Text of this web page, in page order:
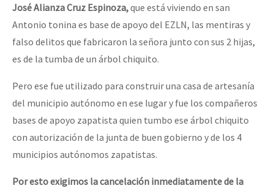
José Alianza Cruz Espinoza,que está viviendo en san
Antonio tonina es base de apoyo del EZLN, las mentiras y
falso delitos que fabricaron la señora junto con sus 2 hijas,
es de la tumba de un árbol chiquito.
Pero ese fue utilizado para construir una casa de artesanía
del municipio autónomo en ese lugar y fue los compañeros
bases de apoyo zapatista quien tumbo ese árbol chiquito
con autorización de la junta de buen gobierno y de los 4
municipios autónomos zapatistas.
Por esto exigimos la cancelación inmediatamente de la